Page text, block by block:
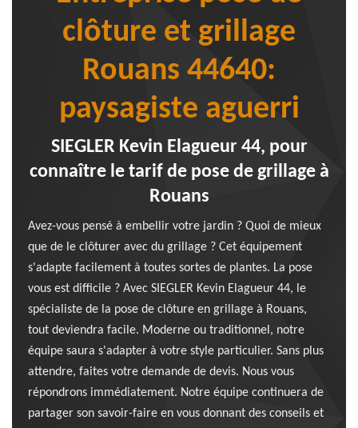
clôture et grillage
Rouans 44640:
paysagiste aguerri
SIEGLER Kevin Elagueur 44, pour
connaître le tarif de pose de grillage à
Rouans
Avez-vous pensé à embellir votre jardin ? Quoi de mieux
que de le clôturer avec du grillage ? Cet équipement
s'adapte facilement à toutes sortes de plantes. La pose
vous est difficile ? Avec SIEGLER Kevin Elagueur 44, le
spécialiste de la pose de clôture en grillage à Rouans,
tout deviendra facile. Moderne ou traditionnel, notre
équipe saura s'adapter à votre style particulier. Sans plus
attendre, faites votre demande de devis. Nous vous
répondrons immédiatement. Notre équipe continuera de
partager son savoir-faire en vous donnant des conseils et